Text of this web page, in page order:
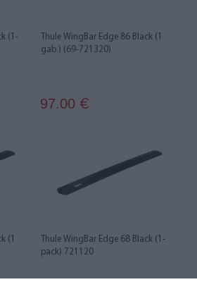
(1-
Thule WingBar Edge 86 Black (1
gab.) (69-721320)
97.00 €
(1
Thule WingBar Edge 68 Black (1-
pack) 721120